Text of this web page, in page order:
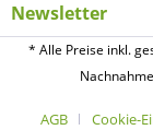
Newsletter
* Alle Preise inkl.
AGB Cookie-